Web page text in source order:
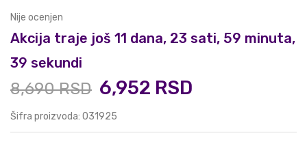
Nije ocenjen
Akcija traje još 11 dana, 23 sati, 59 minuta,
38 sekundi
8,690 RSD 6,952 RSD
Šifra proizvoda: 031925